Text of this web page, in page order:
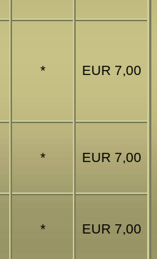
* EUR 7,00
* EUR 7,00
* EUR 7,00